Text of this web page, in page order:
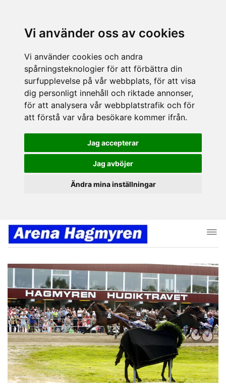
Vi använder oss av cookies
Vi använder cookies och andra
spårningsteknologier för att förbättra din
surfupplevelse på vår webbplats, för att visa
dig personligt innehåll och riktade annonser,
för att analysera vår webbplatstrafik och för
att förstå var våra besökare kommer ifrån.
Jag accepterar
Jag avböjer
Ändra mina inställningar